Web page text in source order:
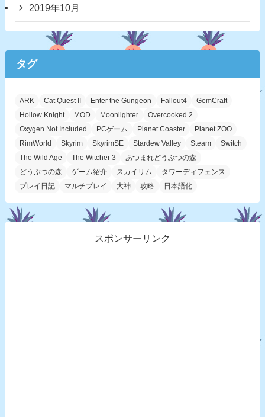
2019年10月
タグ
ARK Cat Quest II Enter the Gungeon Fallout4
GemCraft
Hollow Knight
MOD Moonlighter
Overcooked 2
Oxygen Not Included
PCゲーム Planet Coaster
Planet ZOO
RimWorld
Skyrim SkyrimSE Stardew Valley Steam
Switch
The Wild Age
The Witcher 3
あつまれどうぶつの森
どうぶつの森
ゲーム紹介 スカイリム
タワーディフェンス
プレイ日記
マルチプレイ 大神 攻略 日本語化
スポンサーリンク